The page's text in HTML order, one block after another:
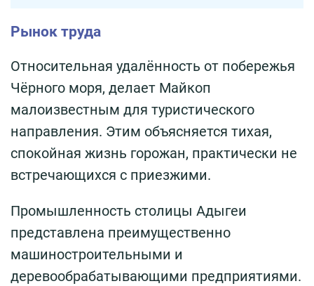
Рынок труда
Относительная удалённость от побережья
Чёрного моря, делает Майкоп
малоизвестным для туристического
направления. Этим объясняется тихая,
спокойная жизнь горожан, практически не
встречающихся с приезжими.
Промышленность столицы Адыгеи
представлена преимущественно
машиностроительными и
деревообрабатывающими предприятиями.